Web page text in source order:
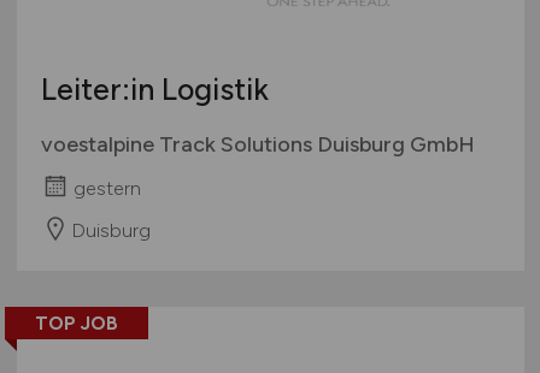
Leiter:in Logistik
voestalpine Track Solutions Duisburg GmbH
gestern
Duisburg
TOP JOB